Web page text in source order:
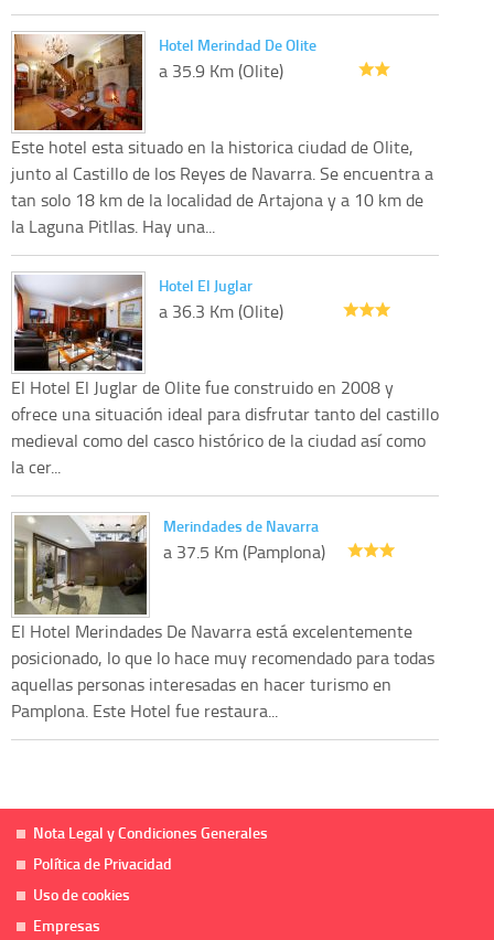
Hotel Merindad De Olite
a 35.9 Km (Olite)
Este hotel esta situado en la historica ciudad de Olite,
junto al Castillo de los Reyes de Navarra. Se encuentra a
tan solo 18 km de la localidad de Artajona y a 10 km de
la Laguna Pitllas. Hay una...
Hotel El Juglar
a 36.3 Km (Olite)
El Hotel El Juglar de Olite fue construido en 2008 y
ofrece una situación ideal para disfrutar tanto del castillo
medieval como del casco histórico de la ciudad así como
la cer...
Merindades de Navarra
a 37.5 Km (Pamplona)
El Hotel Merindades De Navarra está excelentemente
posicionado, lo que lo hace muy recomendado para todas
aquellas personas interesadas en hacer turismo en
Pamplona. Este Hotel fue restaura...
Nota Legal y Condiciones Generales
Política de Privacidad
Uso de cookies
Empresas